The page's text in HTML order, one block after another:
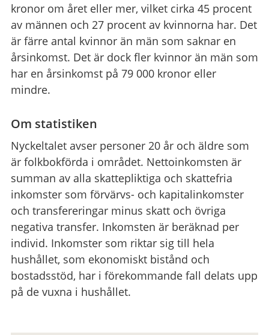
kronor om året eller mer, vilket cirka 45 procent
av männen och 27 procent av kvinnorna har. Det
är färre antal kvinnor än män som saknar en
årsinkomst. Det är dock fler kvinnor än män som
har en årsinkomst på 79 000 kronor eller
mindre.
Om statistiken
Nyckeltalet avser personer 20 år och äldre som
är folkbokförda i området. Nettoinkomsten är
summan av alla skattepliktiga och skattefria
inkomster som förvärvs- och kapitalinkomster
och transfereringar minus skatt och övriga
negativa transfer. Inkomsten är beräknad per
individ. Inkomster som riktar sig till hela
hushållet, som ekonomiskt bistånd och
bostadsstöd, har i förekommande fall delats upp
på de vuxna i hushållet.